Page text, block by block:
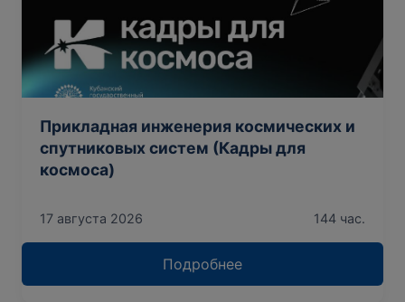
Прикладная инженерия космических и
спутниковых систем (Кадры для
космоса)
17 августа 2026 144 час.
Подробнее